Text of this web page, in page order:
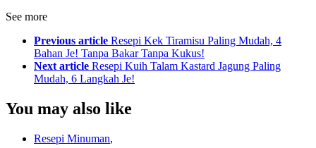
See more
Previous article Resepi Kek Tiramisu Paling Mudah, 4
Bahan Je! Tanpa Bakar Tanpa Kukus!
Next article Resepi Kuih Talam Kastard Jagung Paling
Mudah, 6 Langkah Je!
You may also like
Resepi Minuman,